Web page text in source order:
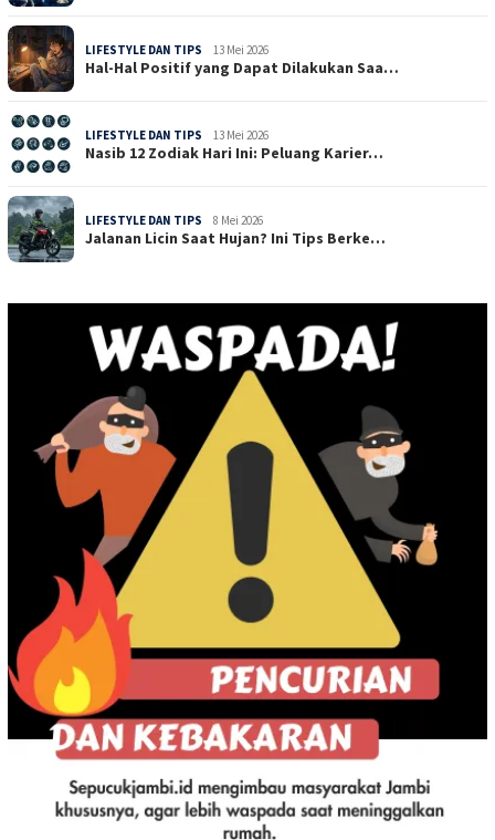
LIFESTYLE DAN TIPS 13 Mei 2026
Hal-Hal Positif yang Dapat Dilakukan Saa…
LIFESTYLE DAN TIPS 13 Mei 2026
Nasib 12 Zodiak Hari Ini: Peluang Karier…
LIFESTYLE DAN TIPS 8 Mei 2026
Jalanan Licin Saat Hujan? Ini Tips Berke…